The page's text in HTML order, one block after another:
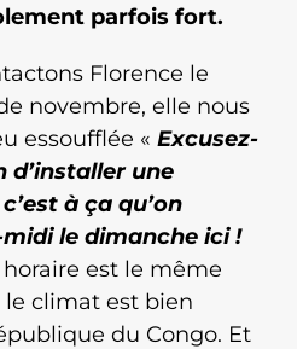
parfois fort.
Florence le
novembre, elle nous
essoufflée « Excusez-
d’installer une
à ça qu’on
le dimanche ici !
horaire est le même
le climat est bien
du Congo. Et